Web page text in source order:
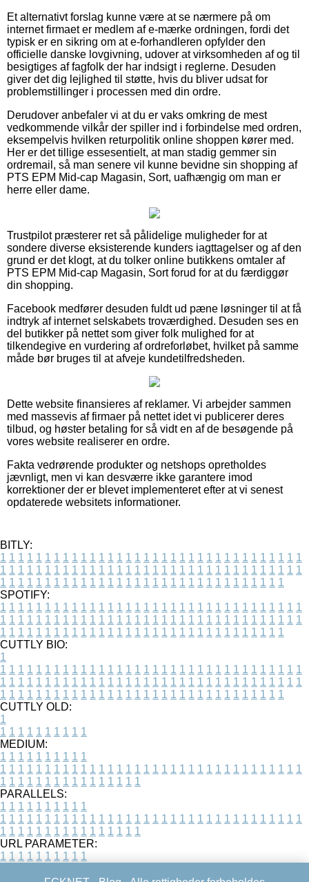
Et alternativt forslag kunne være at se nærmere på om
internet firmaet er medlem af e-mærke ordningen, fordi det
typisk er en sikring om at e-forhandleren opfylder den
officielle danske lovgivning, udover at virksomheden af og til
besigtiges af fagfolk der har indsigt i reglerne. Desuden
giver det dig lejlighed til støtte, hvis du bliver udsat for
problemstillinger i processen med din ordre.
Derudover anbefaler vi at du er vaks omkring de mest
vedkommende vilkår der spiller ind i forbindelse med ordren,
eksempelvis hvilken returpolitik online shoppen kører med.
Her er det tillige essesentielt, at man stadig gemmer sin
ordremail, så man senere vil kunne bevidne sin shopping af
PTS EPM Mid-cap Magasin, Sort, uafhængig om man er
herre eller dame.
Trustpilot præsterer ret så pålidelige muligheder for at
sondere diverse eksisterende kunders iagttagelser og af den
grund er det klogt, at du tolker online butikkens omtaler af
PTS EPM Mid-cap Magasin, Sort forud for at du færdiggør
din shopping.
Facebook medfører desuden fuldt ud pæne løsninger til at få
indtryk af internet selskabets troværdighed. Desuden ses en
del butikker på nettet som giver folk mulighed for at
tilkendegive en vurdering af ordreforløbet, hvilket på samme
måde bør bruges til at afveje kundetilfredsheden.
Dette website finansieres af reklamer. Vi arbejder sammen
med massevis af firmaer på nettet idet vi publicerer deres
tilbud, og høster betaling for så vidt en af de besøgende på
vores website realiserer en ordre.
Fakta vedrørende produkter og netshops opretholdes
jævnligt, men vi kan desværre ikke garantere imod
korrektioner der er blevet implementeret efter at vi senest
opdaterede websitets informationer.
BITLY:
1 1 1 1 1 1 1 1 1 1 1 1 1 1 1 1 1 1 1 1 1 1 1 1 1 1 1 1 1 1 1 1 1 1
1 1 1 1 1 1 1 1 1 1 1 1 1 1 1 1 1 1 1 1 1 1 1 1 1 1 1 1 1 1 1 1 1 1
1 1 1 1 1 1 1 1 1 1 1 1 1 1 1 1 1 1 1 1 1 1 1 1 1 1 1 1 1 1 1 1
SPOTIFY:
1 1 1 1 1 1 1 1 1 1 1 1 1 1 1 1 1 1 1 1 1 1 1 1 1 1 1 1 1 1 1 1 1 1
1 1 1 1 1 1 1 1 1 1 1 1 1 1 1 1 1 1 1 1 1 1 1 1 1 1 1 1 1 1 1 1 1 1
1 1 1 1 1 1 1 1 1 1 1 1 1 1 1 1 1 1 1 1 1 1 1 1 1 1 1 1 1 1 1 1
CUTTLY BIO:
1
1 1 1 1 1 1 1 1 1 1 1 1 1 1 1 1 1 1 1 1 1 1 1 1 1 1 1 1 1 1 1 1 1 1
1 1 1 1 1 1 1 1 1 1 1 1 1 1 1 1 1 1 1 1 1 1 1 1 1 1 1 1 1 1 1 1 1 1
1 1 1 1 1 1 1 1 1 1 1 1 1 1 1 1 1 1 1 1 1 1 1 1 1 1 1 1 1 1 1 1
CUTTLY OLD:
1
1 1 1 1 1 1 1 1 1 1
MEDIUM:
1 1 1 1 1 1 1 1 1 1
1 1 1 1 1 1 1 1 1 1 1 1 1 1 1 1 1 1 1 1 1 1 1 1 1 1 1 1 1 1 1 1 1 1
1 1 1 1 1 1 1 1 1 1 1 1 1 1 1 1
PARALLELS:
1 1 1 1 1 1 1 1 1 1
1 1 1 1 1 1 1 1 1 1 1 1 1 1 1 1 1 1 1 1 1 1 1 1 1 1 1 1 1 1 1 1 1 1
1 1 1 1 1 1 1 1 1 1 1 1 1 1 1 1
URL PARAMETER:
1 1 1 1 1 1 1 1 1 1